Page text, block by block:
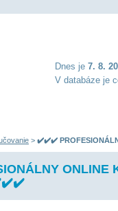
Dnes je 7. 8.
V databáze je
> ✔️✔️✔️
ONLINE